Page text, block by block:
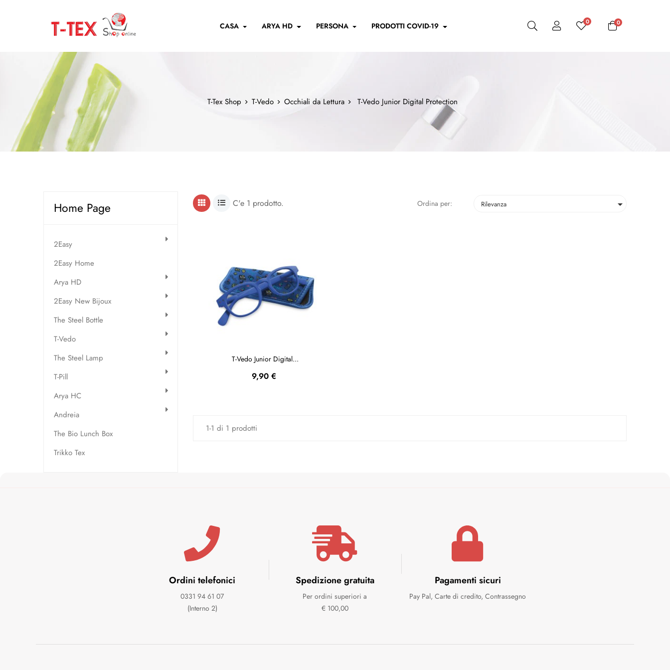
CASA ARYA HD PERSONA PRODOTTI COVID-19 0 0
T-Tex Shop T-Vedo Occhiali da Lettura T-Vedo Junior Digital Protection
Home Page
2Easy
2Easy Home
Arya HD
2Easy New Bijoux
The Steel Bottle
T-Vedo
The Steel Lamp
T-Pill
Arya HC
Andreia
The Bio Lunch Box
Trikko Tex
C'e 1 prodotto. Ordina per: Rilevanza 
T-Vedo Junior Digital...
Prezzo
9,90 €
1-1 di 1 prodotti
Ordini telefonici
0331 94 61 07
(Interno 2)
Spedizione gratuita
Per ordini superiori a
€ 100,00
Pagamenti sicuri
Pay Pal, Carte di credito, Contrassegno